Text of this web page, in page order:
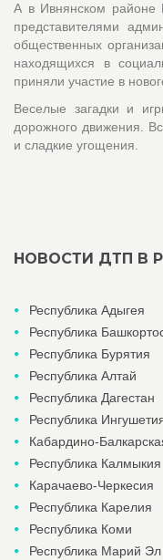
А в Ивнянском районе
представителями
общественных
находящихся в
приняли участие в
Веселые загадки и
дорожного движения.
и сладкие угощения.
НОВОСТИ ДТП В
Республика Адыгея
Республика
Республика Бурятия
Республика Алтай
Республика Дагестан
Республика
Кабардино-
Республика Калмыкия
Карачаево-Черкесия
Республика Карелия
Республика Коми
Республика Марий Эл